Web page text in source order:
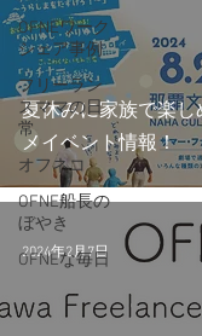
OFNEワーク
シェア事例
フリーラン
スママの日
常
オフネコ
OFNE船長の
ぼやき
OFNEな毎日
夏休みに家族で楽
メイベント情報！
2024年2月7日